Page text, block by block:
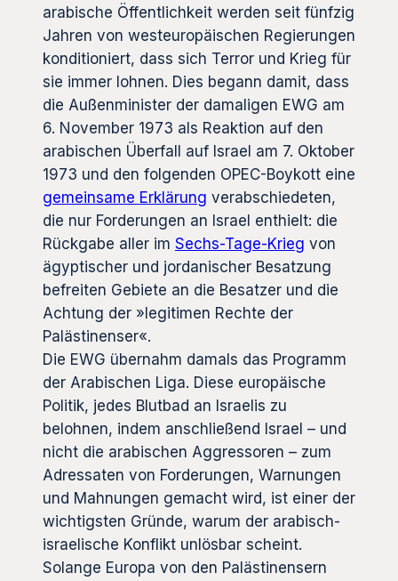
arabische Öffentlichkeit werden seit fünfzig
Jahren von westeuropäischen Regierungen
konditioniert, dass sich Terror und Krieg für
sie immer lohnen. Dies begann damit, dass
die Außenminister der damaligen EWG am
6. November 1973 als Reaktion auf den
arabischen Überfall auf Israel am 7. Oktober
1973 und den folgenden OPEC-Boykott eine
gemeinsame Erklärung verabschiedeten,
die nur Forderungen an Israel enthielt: die
Rückgabe aller im Sechs-Tage-Krieg von
ägyptischer und jordanischer Besatzung
befreiten Gebiete an die Besatzer und die
Achtung der »legitimen Rechte der
Palästinenser«.
Die EWG übernahm damals das Programm
der Arabischen Liga. Diese europäische
Politik, jedes Blutbad an Israelis zu
belohnen, indem anschließend Israel – und
nicht die arabischen Aggressoren – zum
Adressaten von Forderungen, Warnungen
und Mahnungen gemacht wird, ist einer der
wichtigsten Gründe, warum der arabisch-
israelische Konflikt unlösbar scheint.
Solange Europa von den Palästinensern